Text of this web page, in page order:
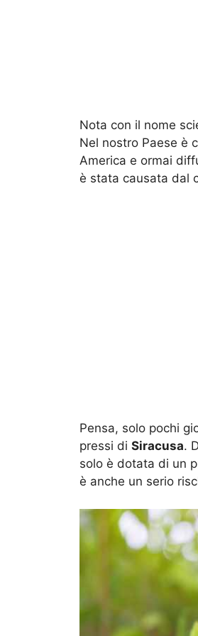
Nota con il nome
Nel nostro Paese è
America e ormai
è stata causata dal
Pensa, solo pochi
pressi di Siracusa.
solo è dotata di un
è anche un serio